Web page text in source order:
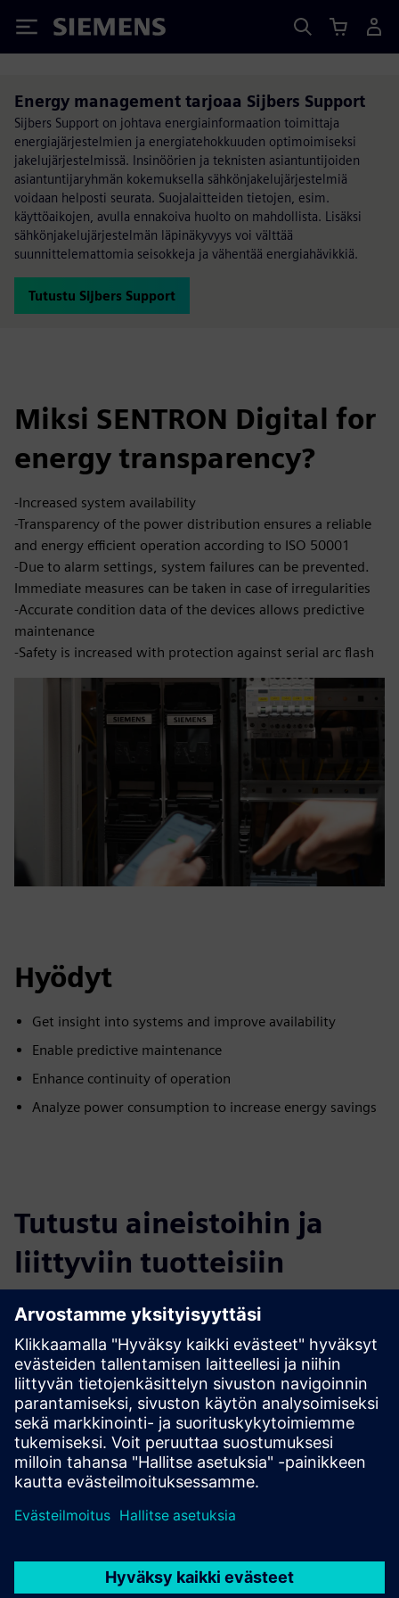
Siemens
Energy management tarjoaa Sijbers Support
Sijbers Support on johtava energiainformaation toimittaja
energiajärjestelmien ja energiatehokkuuden optimoimiseksi
jakelujärjestelmissä. Insinöörien ja teknisten asiantuntijoiden
asiantuntijaryhmän kokemuksella sähkönjakelujärjestelmiä
voidaan helposti seurata. Suojalaitteiden tietojen, esim.
käyttöaikojen, avulla ennakoiva huolto on mahdollista. Lisäksi
sähkönjakelujärjestelmän läpinäkyvyys voi välttää
suunnittelemattomia seisokkeja ja vähentää energiahävikkiä.
Tutustu Sijbers Support
Miksi SENTRON Digital for
energy transparency?
-Increased system availability
-Transparency of the power distribution ensures a reliable
and energy efficient operation according to ISO 50001
-Due to alarm settings, system failures can be prevented.
Immediate measures can be taken in case of irregularities
-Accurate condition data of the devices allows predictive
maintenance
-Safety is increased with protection against serial arc flash
Hyödyt
Get insight into systems and improve availability
Enable predictive maintenance
Enhance continuity of operation
Analyze power consumption to increase energy savings
Tutustu aineistoihin ja
liittyviin tuotteisiin
Lisätietoja ja aineistoja
Reference: Dutch theme park Toverland
Edellytykset
none